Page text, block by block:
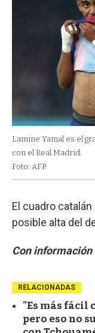
Lamine Yamal es el
con el Real Madrid.
Foto: AFP.
El cuadro
posible alta del
Con información
RELACIONADAS
"Es más fácil
pero eso no